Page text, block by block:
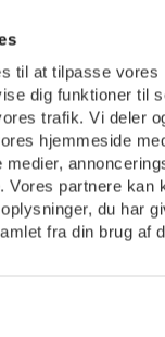
til at tilpasse vores
dig funktioner til
trafik. Vi deler
hjemmeside
medier,
Vores partnere kan
du har
fra din brug af
uth.dk/wp-
scaled.jpg 2560
Sogne 20/09/2022